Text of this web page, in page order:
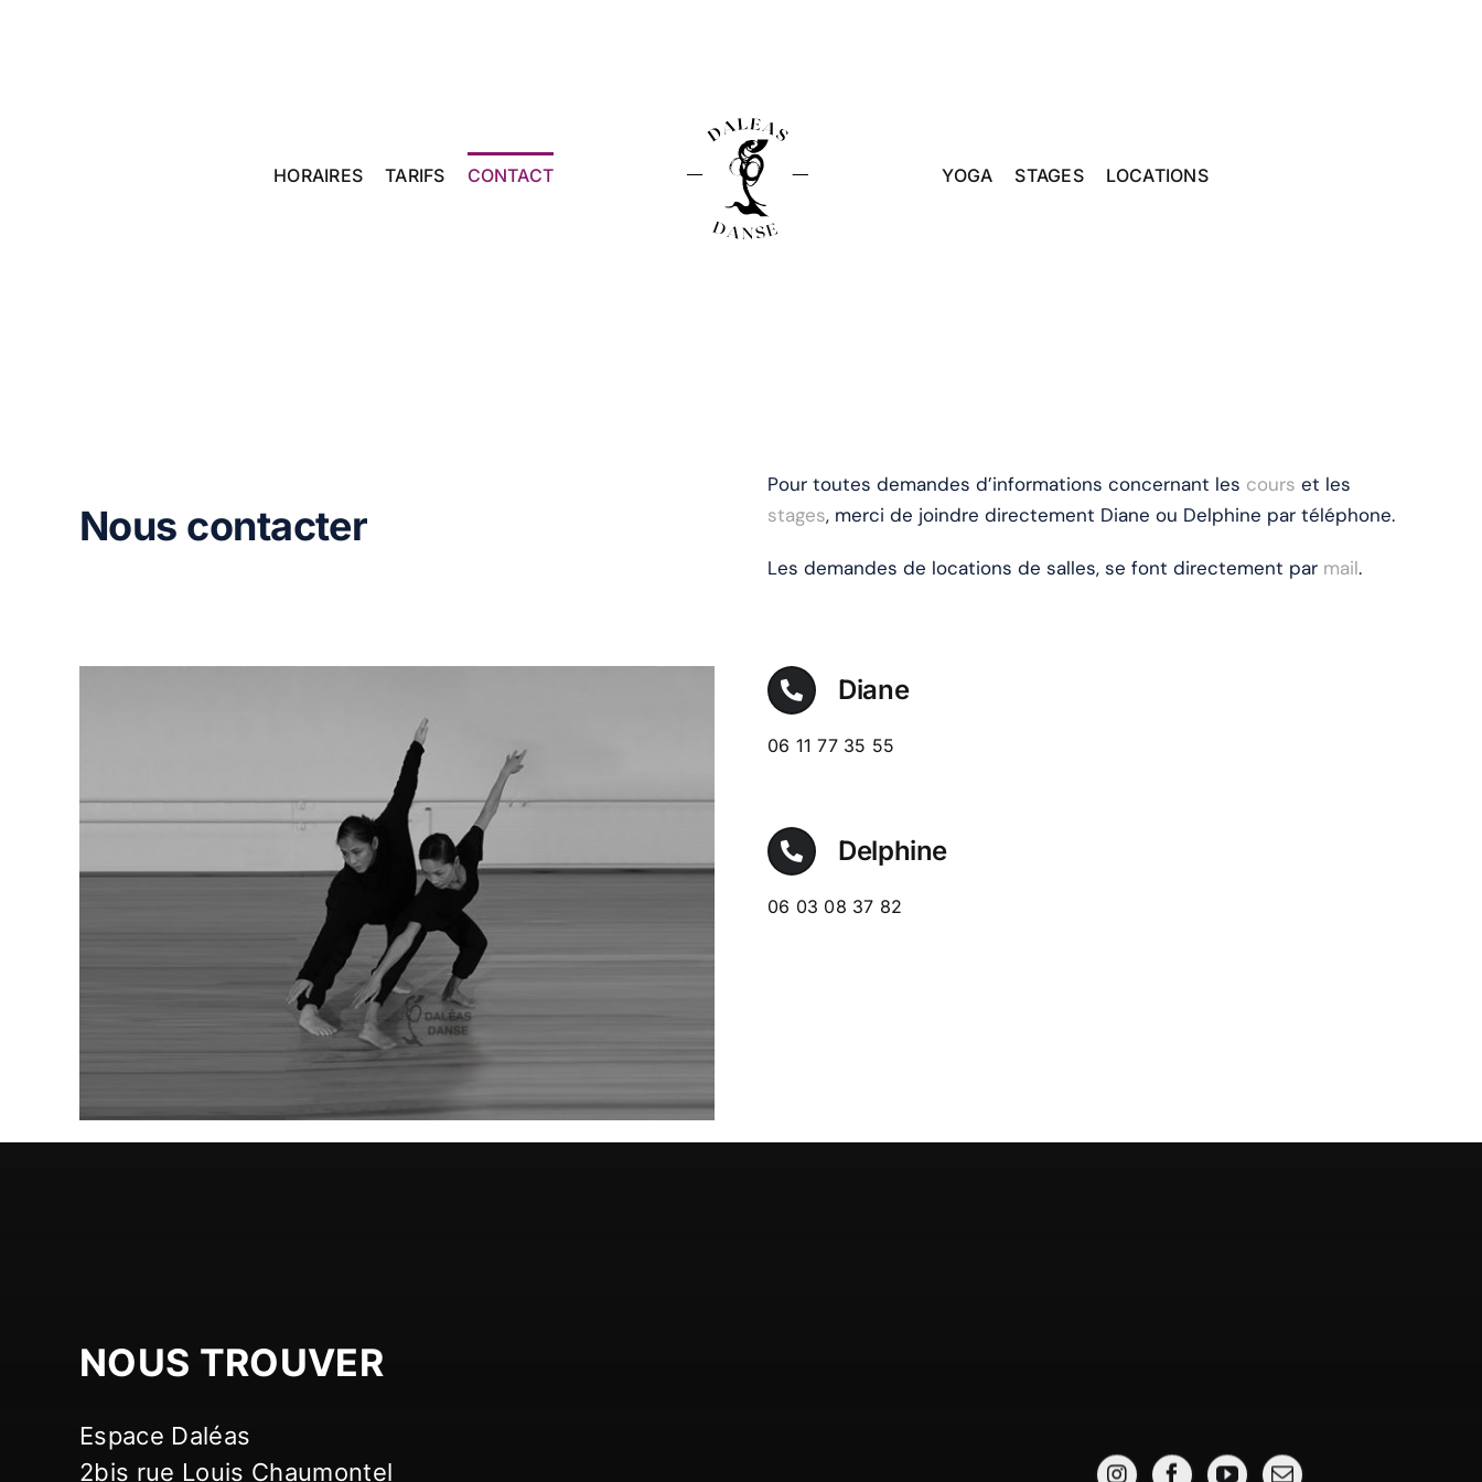
HORAIRES TARIFS CONTACT YOGA STAGES LOCATIONS
Nous contacter
Pour toutes demandes d’informations concernant les cours et les
stages, merci de joindre directement Diane ou Delphine par téléphone.
Les demandes de locations de salles, se font directement par mail.
Diane
06 11 77 35 55
Delphine
06 03 08 37 82
NOUS TROUVER
Espace Daléas
2bis rue Louis Chaumontel